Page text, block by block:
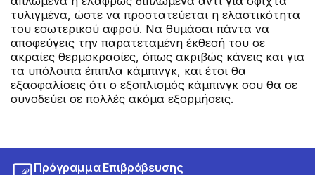
τυλιγμένα, ώστε να προστατεύεται η ελαστικότητα
του εσωτερικού αφρού. Να θυμάσαι πάντα να
αποφεύγεις την παρατεταμένη έκθεσή του σε
ακραίες θερμοκρασίες, όπως ακριβώς κάνεις και για
τα υπόλοιπα έπιπλα κάμπινγκ, και έτσι θα
εξασφαλίσεις ότι ο εξοπλισμός κάμπινγκ σου θα σε
συνοδεύει σε πολλές ακόμα εξορμήσεις.
Πρόγραμμα Επιβράβευσης